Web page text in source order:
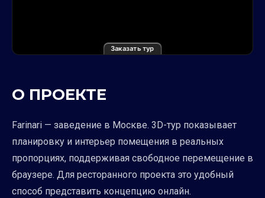
Заказать тур
О ПРОЕКТЕ
Farinari — заведение в Москве. 3D-тур показывает
планировку и интерьер помещения в реальных
пропорциях, поддерживая свободное перемещение в
браузере. Для ресторанного проекта это удобный
способ представить концепцию онлайн.